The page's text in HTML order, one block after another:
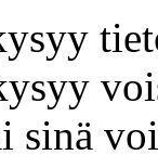
sinä